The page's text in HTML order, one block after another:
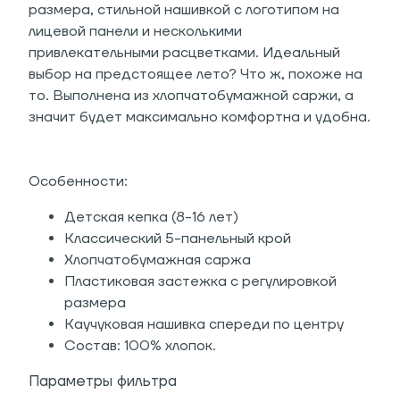
размера, стильной нашивкой с логотипом на
лицевой панели и несколькими
привлекательными расцветками. Идеальный
выбор на предстоящее лето? Что ж, похоже на
то. Выполнена из хлопчатобумажной саржи, а
значит будет максимально комфортна и удобна.
Особенности:
Детская кепка (8-16 лет)
Классический 5-панельный крой
Хлопчатобумажная саржа
Пластиковая застежка с регулировкой
размера
Каучуковая нашивка спереди по центру
Состав: 100% хлопок.
Параметры фильтра